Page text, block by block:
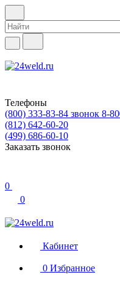
Телефоны
(800) 333-83-84 звонок 8-
(812) 642-60-20
(499) 686-60-10
Заказать звонок
0
0
Кабинет
0 Избранное